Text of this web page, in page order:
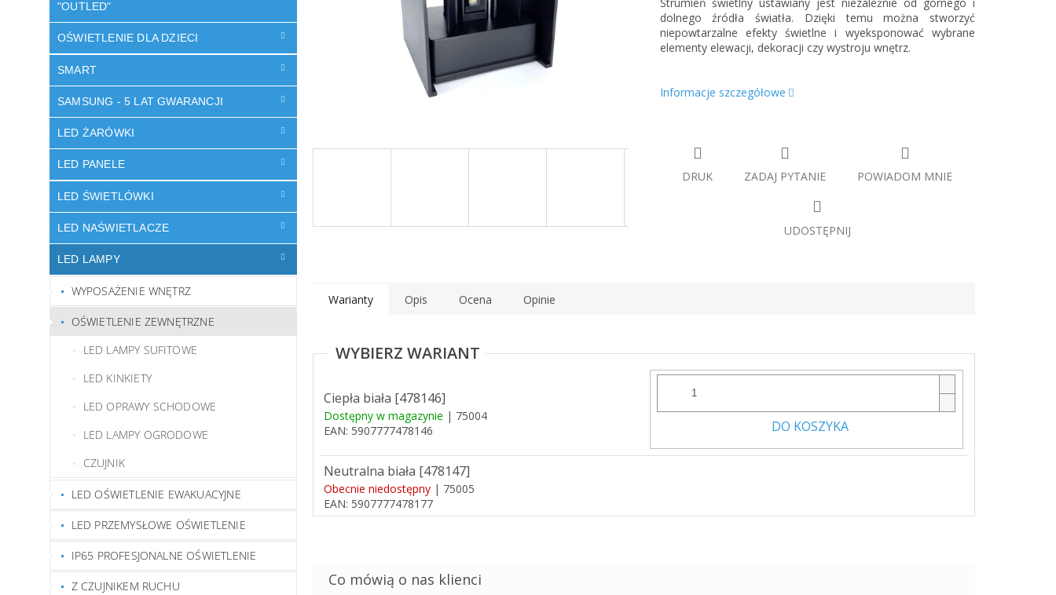
"OUTLED"
OŚWIETLENIE DLA DZIECI
SMART
SAMSUNG - 5 LAT GWARANCJI
LED ŻARÓWKI
LED PANELE
LED ŚWIETLÓWKI
LED NAŚWIETLACZE
LED LAMPY
WYPOSAŻENIE WNĘTRZ
OŚWIETLENIE ZEWNĘTRZNE
LED LAMPY SUFITOWE
LED KINKIETY
LED OPRAWY SCHODOWE
LED LAMPY OGRODOWE
CZUJNIK
LED OŚWIETLENIE EWAKUACYJNE
LED PRZEMYSŁOWE OŚWIETLENIE
IP65 PROFESJONALNE OŚWIETLENIE
Z CZUJNIKEM RUCHU
dolnego źródła światła. Dzięki temu można stworzyć
niepowtarzalne efekty świetlne i wyeksponować wybrane
elementy elewacji, dekoracji czy wystroju wnętrz.
Informacje szczegółowe
DRUK ZADAJ PYTANIE POWIADOM MNIE
UDOSTĘPNIJ
Warianty Opis Ocena Opinie
Ciepła biała [478146]
Dostępny w magazynie | 75004
EAN: 5907777478146 DO KOSZYKA
Neutralna biała [478147]
Obecnie niedostępny | 75005
EAN: 5907777478177